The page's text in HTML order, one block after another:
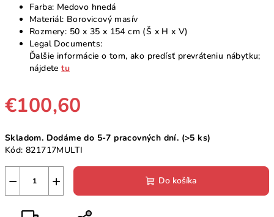
Farba: Medovo hnedá
Materiál: Borovicový masív
Rozmery: 50 x 35 x 154 cm (Š x H x V)
Legal Documents:
Ďalšie informácie o tom, ako predísť prevráteniu nábytku;
nájdetetu
€100,60
cena:
Skladom. Dodáme do 5-7 pracovných dní. (>5 ks)
Kód: 821717MULTI
+
− Do košíka